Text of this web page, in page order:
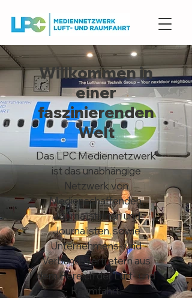
Willkommen in
einer
faszinierenden
Welt
Das LPC Mediennetzwerk
ist das unabhängige
Netzwerk von
Medienschaffenden,
Journalistinnen und
Journalisten, sowie
Unternehmens- und
Verbandsvertretern aus
dem Bereich der Luft- und
Raumfahrt.